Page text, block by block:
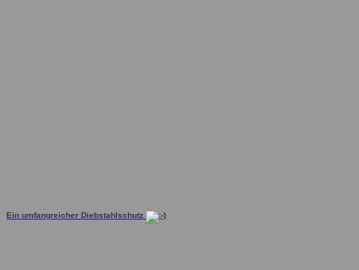
Ein umfangreicher Diebstahlschutz